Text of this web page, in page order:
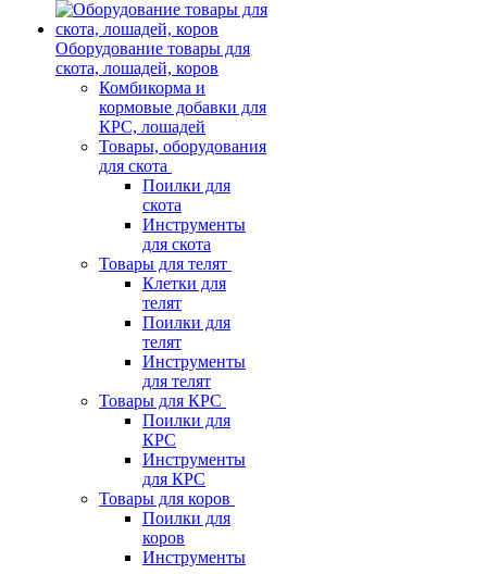
Оборудование товары для
скота, лошадей, коров
Комбикорма и
кормовые добавки для
КРС, лошадей
Товары, оборудования
для скота
Поилки для
скота
Инструменты
для скота
Товары для телят
Клетки для
телят
Поилки для
телят
Инструменты
для телят
Товары для КРС
Поилки для
КРС
Инструменты
для КРС
Товары для коров
Поилки для
коров
Инструменты